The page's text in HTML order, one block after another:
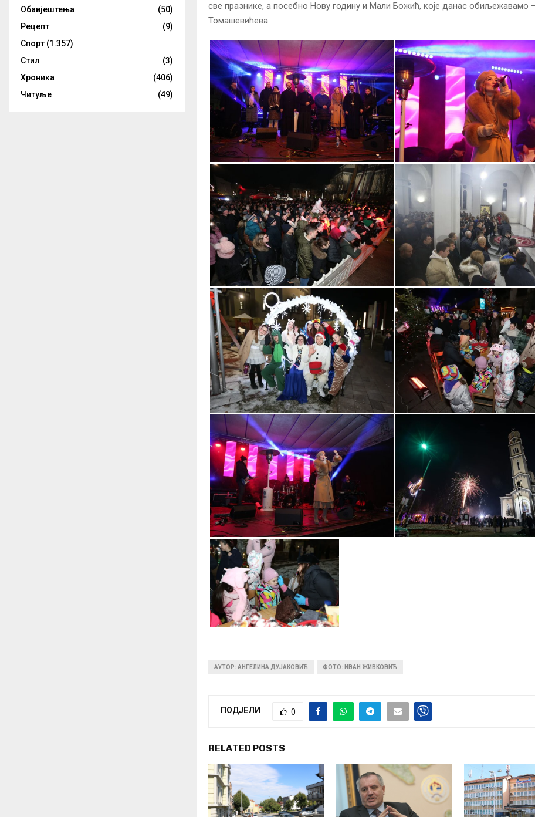
све празнике, а посебно Нову годину и Мали Божић, које данас обиљежавамо –
Томашевићева.
АУТОР: АНГЕЛИНА ДУЈАКОВИЋ ФОТО: ИВАН ЖИВКОВИЋ
ПОДЈЕЛИ 0
RELATED POSTS
Обавјештења
(50)
Рецепт
(9)
Спорт (1.357)
Стил
(3)
Хроника
(406)
Читуље
(49)